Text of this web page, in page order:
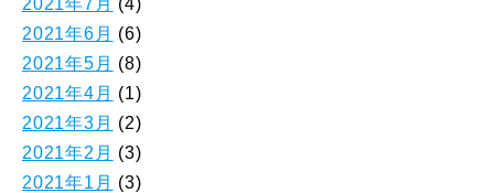
2021年7月 (4)
2021年6月 (6)
2021年5月 (8)
2021年4月 (1)
2021年3月 (2)
2021年2月 (3)
2021年1月 (3)